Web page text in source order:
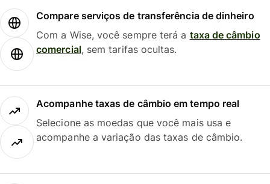
Compare serviços de transferência de dinheiro
Com a Wise, você sempre terá a taxa de câmbio
comercial, sem tarifas ocultas.
Acompanhe taxas de câmbio em tempo real
Selecione as moedas que você mais usa e
acompanhe a variação das taxas de câmbio.